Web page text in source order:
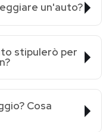
un'auto?
stipulerò per
Cosa